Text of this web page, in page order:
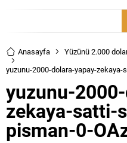
Anasayfa
Yüzünü 2.000
yuzunu-2000-dolara-yapay-
yuzunu-
zekaya-satti-
pisman-0-